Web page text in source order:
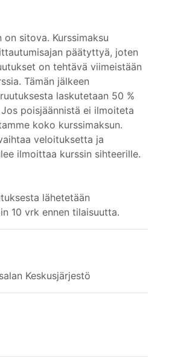
sitova. Kurssimaksu
päätyttyä, joten
on tehtävä viimeistään
Tämän jälkeen
laskutetaan 50 %
poisjäännistä ei ilmoiteta
koko kurssimaksun.
veloituksetta ja
ilmoittaa kurssin sihteerille.
lähetetään
10 vrk ennen tilaisuutta.
Keskusjärjestö